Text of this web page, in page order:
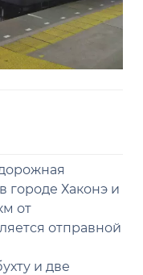
городе Хаконэ и
от
отправной
и две